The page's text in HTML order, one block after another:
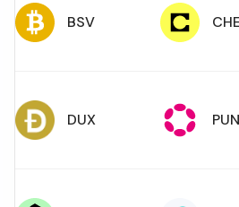
BSV
DUX